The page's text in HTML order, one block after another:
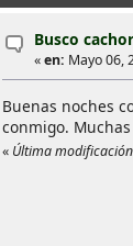
Busco
«en: Mayo 06,
Buenas noches
conmigo.
« Última